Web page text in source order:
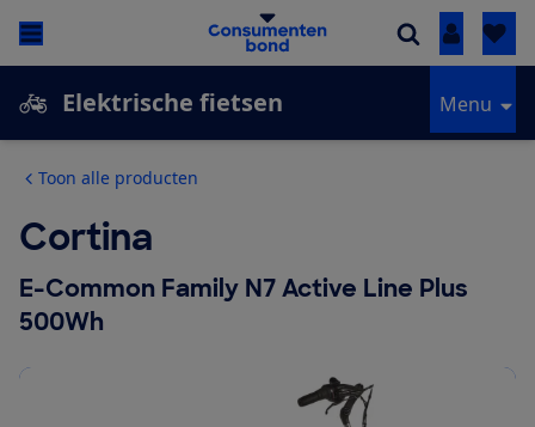
Inloggen
Elektrische fietsen Menu
Toon alle producten
Cortina
E-Common Family N7 Active Line Plus
500Wh